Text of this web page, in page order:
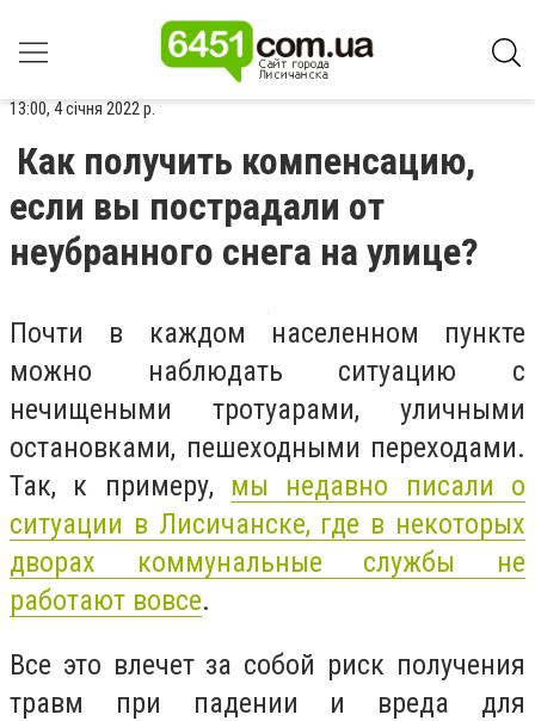
13:00, 4 січня 2022 р.
Как получить компенсацию,
если вы пострадали от
неубранного снега на улице?
Почти в каждом населенном пункте
можно наблюдать ситуацию с
нечищеными тротуарами, уличными
остановками, пешеходными переходами.
Так, к примеру, мы недавно писали о
ситуации в Лисичанске, где в некоторых
дворах коммунальные службы не
работают вовсе.
Все это влечет за собой риск получения
травм при падении и вреда для